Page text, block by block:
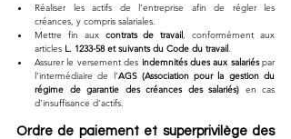
Réaliser les actifs de l’entreprise afin de régler les
créances, y compris salariales.
Mettre fin aux contrats de travail, conformément aux
articles L. 1233-58 et suivants du Code du travail.
Assurer le versement des indemnités dues aux salariés par
l’intermédiaire de l’AGS (Association pour la gestion du
régime de garantie des créances des salariés) en cas
d’insuffisance d’actifs.
Ordre de paiement et superprivilège des